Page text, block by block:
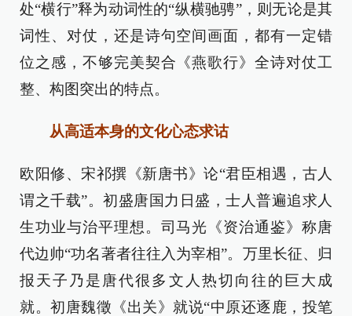
处“横行”释为动词性的“纵横驰骋”，则无论是其
词性、对仗，还是诗句空间画面，都有一定错
位之感，不够完美契合《燕歌行》全诗对仗工
整、构图突出的特点。
从高适本身的文化心态求诂
欧阳修、宋祁撰《新唐书》论“君臣相遇，古人
谓之千载”。初盛唐国力日盛，士人普遍追求人
生功业与治平理想。司马光《资治通鉴》称唐
代边帅“功名著者往往入为宰相”。万里长征、归
报天子乃是唐代很多文人热切向往的巨大成
就。初唐魏徵《出关》就说“中原还逐鹿，投笔